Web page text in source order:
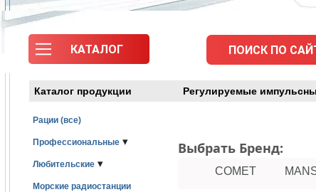
КАТАЛОГ ПОИСК ПО
Каталог продукции Регулируемые
Рации (все)
Профессиональные ▾
Любительские ▾
Морские радиостанции
Выбрать Бренд:
COMET